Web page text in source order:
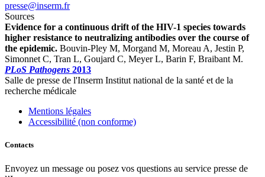
rf.mresni@esserp
Sources
Evidence for a continuous drift of the HIV-1 species towards
higher resistance to neutralizing antibodies over the course of
the epidemic. Bouvin-Pley M, Morgand M, Moreau A, Jestin P,
Simonnet C, Tran L, Goujard C, Meyer L, Barin F, Braibant M.
PLoS Pathogens 2013
Salle de presse de l'Inserm Institut national de la santé et de la
recherche médicale
Mentions légales
Accessibilité (non conforme)
Contacts
Envoyez un message ou posez vos questions au service presse de